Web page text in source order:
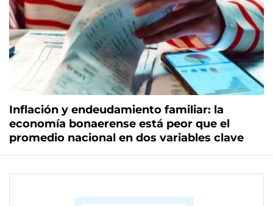
Inflación y endeudamiento familiar: la
economía bonaerense está peor que el
promedio nacional en dos variables clave